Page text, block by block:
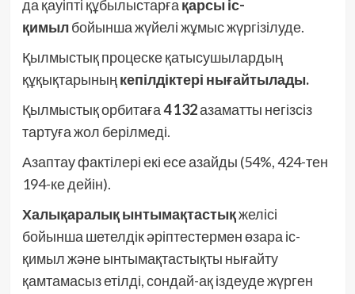
да қауіпті құбылыстарға қарсы іс-
қимылбойынша жүйелі жұмыс жүргізілуде.
Қылмыстық процеске қатысушылардың
құқықтарының кепілдіктері нығайтылады.
Қылмыстық орбитаға4 132азаматты негізсіз
тартуға жол берілмеді.
Азаптау фактілері екі есе азайды (54%, 424-тен
194-ке дейін).
Халықаралық ынтымақтастықжелісі
бойынша шетелдік әріптестермен өзара іс-
қимыл және ынтымақтастықты нығайту
қамтамасыз етілді, сондай-ақ іздеуде жүрген